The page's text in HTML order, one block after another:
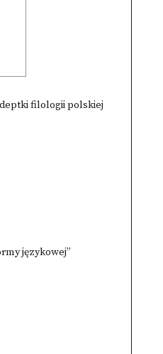
filologii polskiej
językowej”